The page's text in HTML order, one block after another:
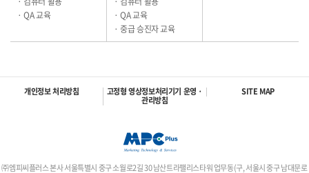
· QA 교육
· QA 교육
· 중급 승진자 교육
개인정보 처리방침 고정형 영상정보처리기기 운영 ·
관리방침
SITE MAP
㈜엠피씨플러스 본사 서울특별시 중구 소월로2길 30 남산트라팰리스타워 업무동(구, 서울시 중구 남대문로